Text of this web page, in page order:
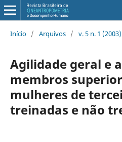
Início / Arquivos / v. 5 n. 1 (2003)
Agilidade geral e
membros
mulheres de
treinadas e não